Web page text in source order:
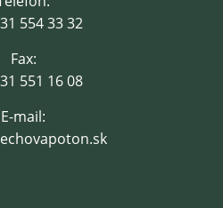
554 33 32
Fax:
551 16 08
E-mail: